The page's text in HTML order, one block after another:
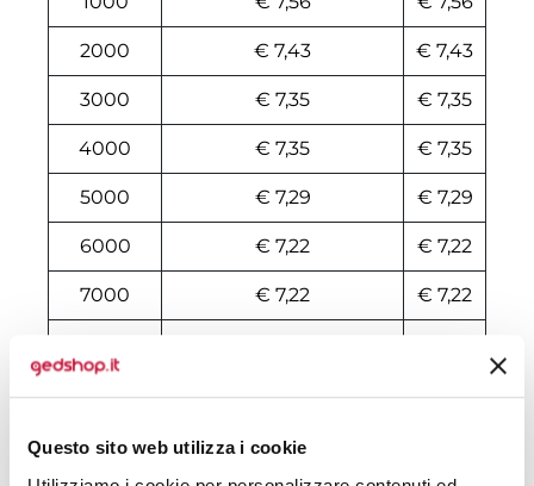
Questo sito web utilizza i cookie
2000 € 7,43 € 7,43
3000 € 7,35 € 7,35
4000 € 7,35 € 7,35
5000 € 7,29 € 7,29
6000 € 7,22 € 7,22
7000 € 7,22 € 7,22
10000 € 7,22 € 7,22
Tecniche di stampa